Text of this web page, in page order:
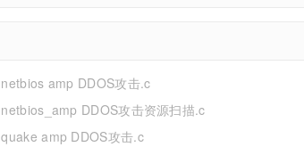
netbios amp DDOS攻击.c
netbios_amp DDOS攻击资源扫描.c
quake amp DDOS攻击.c